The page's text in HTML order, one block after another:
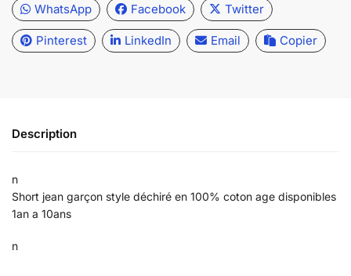
WhatsApp Facebook Twitter
Pinterest LinkedIn Email Copier
Description
n
Short jean garçon style déchiré en 100% coton age disponibles
1an a 10ans
n